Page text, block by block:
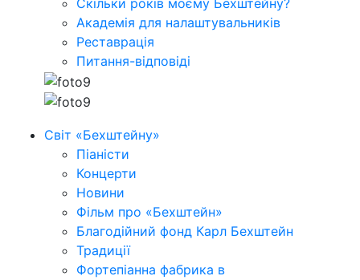
Скільки років моєму Бехштейну?
Академія для налаштувальників
Реставрація
Питання-відповіді
Світ «Бехштейну»
Піаністи
Концерти
Новини
Фільм про «Бехштейн»
Благодійний фонд Карл Бехштейн
Традиції
Фортепіанна фабрика в